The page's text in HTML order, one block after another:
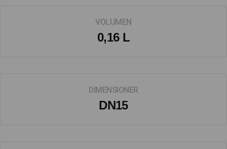
VOLUMEN
0,16 L
DIMENSIONER
DN15